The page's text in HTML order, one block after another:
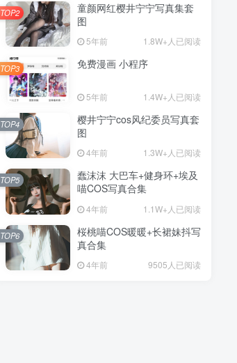
童颜网红樱井宁宁写真集套
图
5年前 1.8W+人已阅读
TOP2
免费漫画 小程序
5年前 1.4W+人已阅读
TOP3
樱井宁宁cos风纪委员写真套
图
4年前 1.3W+人已阅读
TOP4
蠢沫沫 大巴车+健身环+埃及
喵COS写真合集
4年前 1.1W+人已阅读
TOP5
桜桃喵COS暖暖+长裙妹抖写
真合集
4年前 9505人已阅读
TOP6